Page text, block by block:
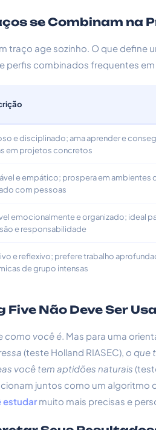
se Combinam na
traço age sozinho. O que define
perfis combinados frequentes
e disciplinado; ama aprender e
em projetos concretos
e empático; prospera em ambientes
com pessoas
emocionalmente e organizado; ideal
e responsabilidade
e reflexivo; prefere trabalho
de grupo intensas
Five Não Deve Ser
como você é. Mas para uma
(teste Holland RIASEC), o que
você tem aptidões naturais
juntos como um
estudarmuito mais precisas e